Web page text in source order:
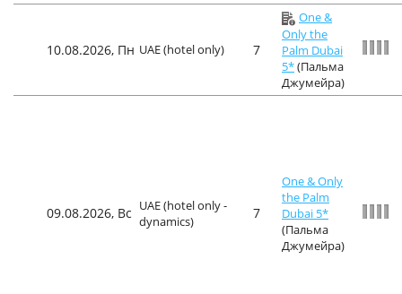
10.08.2026, Пн UAE (hotel only) 7
One &
Only the
Palm Dubai
5*(Пальма
Джумейра)
09.08.2026, Вс UAE (hotel only -
dynamics)
7
One & Only
the Palm
Dubai 5*
(Пальма
Джумейра)